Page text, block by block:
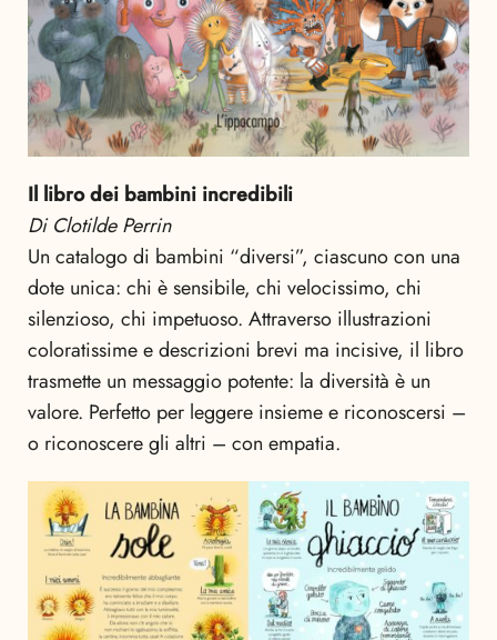
Il libro dei bambini incredibili
Di Clotilde Perrin
Un catalogo di bambini “diversi”, ciascuno con una
dote unica: chi è sensibile, chi velocissimo, chi
silenzioso, chi impetuoso. Attraverso illustrazioni
coloratissime e descrizioni brevi ma incisive, il libro
trasmette un messaggio potente: la diversità è un
valore. Perfetto per leggere insieme e riconoscersi –
o riconoscere gli altri – con empatia.